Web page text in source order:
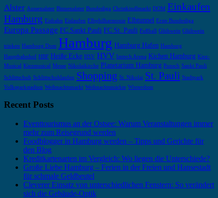
Alster Aussenalster Binnenalster Bundesliga Christkindlmarkt DOM Einkaufen
Hamburg Eisbahn Eislaufen Elbphilharmonie Elbtunnel Erste Bundesliga
Europa Passage FC Sankt Pauli FC St. Pauli Fußball Glühwein Glühwein
trinken Hambueg Dom Hamburg Hamburg Hafen Hamburg
Hauptbahnhof HBF Heiße Ecke HSV HVV Imtech Arena Kichen Hamburg Kiez-
Musical Kiezmusical Messe Nikolaikirche Planetarium Hamburg Punsch Sankt Pauli
Schlittschuh Schlittschuhlaufen Shopping St. Nikolai St. Pauli Stadtpark
Volksparkstadion Weihnachtsmarkt Weihnachtsmärkte Winterdom
Recent Posts
Eventtourismus an der Ostsee: Warum Veranstaltungen immer
mehr zum Reisegrund werden
Foodblogger in Hamburg werden – Tipps und Gerichte für
den Blog
Kreditkartenarten im Vergleich: Wo liegen die Unterschiede?
Große Liebe Hamburg – Ferien in der Freien und Hansestadt
für schmale Geldbeutel
Cleverer Einsatz von unterschiedlichen Fenstern: So verändert
sich die Gebäude-Optik